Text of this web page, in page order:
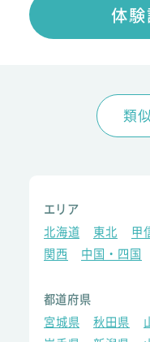
体
類
エリア
北海道
東北 甲
関西
中国・四国
都道府県
宮城県
秋田県